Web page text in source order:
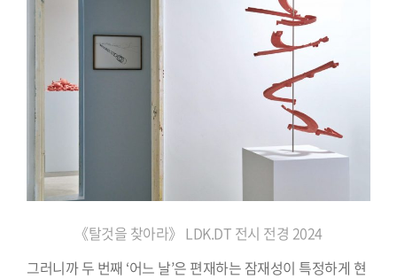
《탈것을 찾아라》 LDK.DT 전시 전경 2024
그러니까 두 번째 ‘어느 날’은 편재하는 잠재성이 특정하게 현